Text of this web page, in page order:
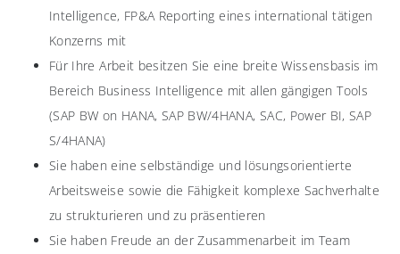
Intelligence, FP&A Reporting eines international tätigen
Konzerns mit
Für Ihre Arbeit besitzen Sie eine breite Wissensbasis im
Bereich Business Intelligence mit allen gängigen Tools
(SAP BW on HANA, SAP BW/4HANA, SAC, Power BI, SAP
S/4HANA)
Sie haben eine selbständige und lösungsorientierte
Arbeitsweise sowie die Fähigkeit komplexe Sachverhalte
zu strukturieren und zu präsentieren
Sie haben Freude an der Zusammenarbeit im Team